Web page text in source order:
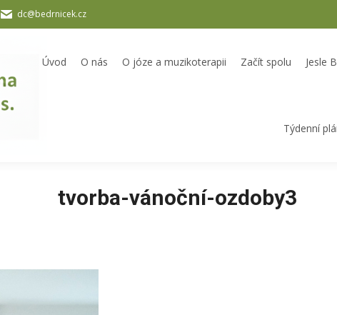
dc@bedrnicek.cz
Úvod O nás O józe a muzikoterapii Začít spolu Jesle
Týdenní
tvorba-vánoční-ozdoby3
Začít spolu Jesle Bedrníček Školka Bedrníček